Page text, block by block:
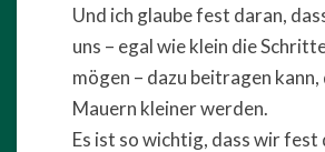
Und ich glaube fest daran,
uns – egal wie klein die
mögen – dazu beitragen kann,
Mauern kleiner werden.
Es ist so wichtig, dass wir fest